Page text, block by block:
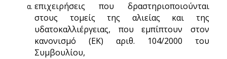
επιχειρήσεις που δραστηριοποιούνται
στους τομείς της αλιείας και της
υδατοκαλλιέργειας, που εμπίπτουν στον
κανονισμό (ΕΚ) αριθ. 104/2000 του
Συμβουλίου,